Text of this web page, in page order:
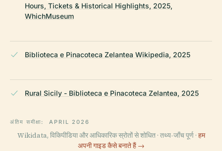
Hours, Tickets & Historical Highlights, 2025,
WhichMuseum
Biblioteca e Pinacoteca Zelantea Wikipedia, 2025
Rural Sicily - Biblioteca e Pinacoteca Zelantea, 2025
अंतिम समीक्षा: APRIL 2026
Wikidata, विकिपीडिया और आधिकारिक स्रोतों से शोधित · तथ्य-जाँच पूर्ण · हम
अपनी गाइड कैसे बनाते हैं →